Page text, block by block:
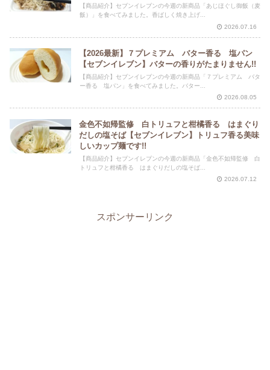
【商品紹介】セブンイレブンの今週の新商品「あじほぐし御飯（麦
飯）」を食べてみました。香ばしく焼き上げ...
2026.07.16
【2026最新】７プレミアム バター香る 塩パン
【セブンイレブン】バターの香りがたまりません!!
【商品紹介】セブンイレブンの今週の新商品「７プレミアム バタ
ー香る 塩パン」を食べてみました。バター...
2026.08.05
金色不如帰監修 白トリュフと柑橘香る はまぐり
だしの塩そば【セブンイレブン】トリュフ香る美味
しいカップ麺です!!
【商品紹介】セブンイレブンの今週の新商品「金色不如帰監修 白
トリュフと柑橘香る はまぐりだしの塩そば...
2026.07.12
スポンサーリンク